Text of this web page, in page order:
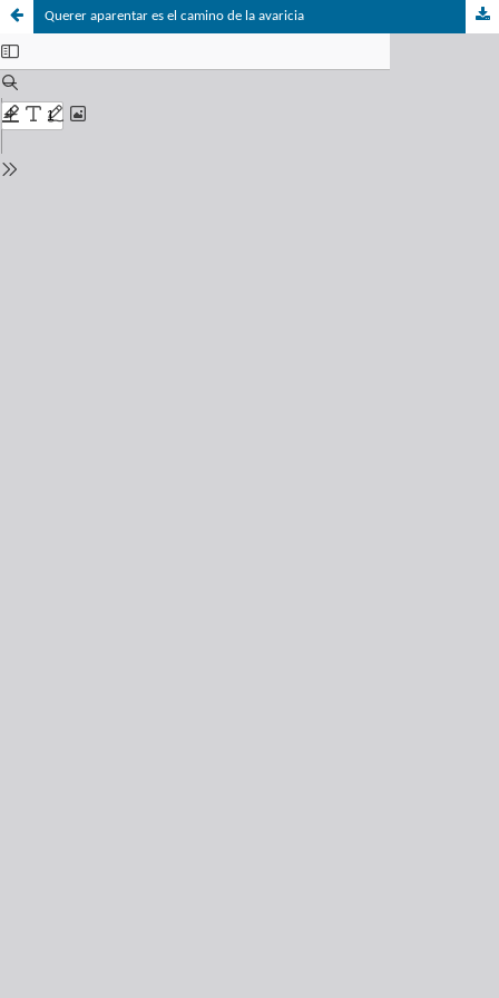
Querer aparentar es el camino de la avaricia